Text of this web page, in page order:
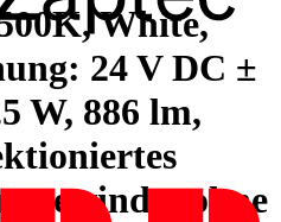
White,
24 V DC ±
W, 886 lm,
ohne